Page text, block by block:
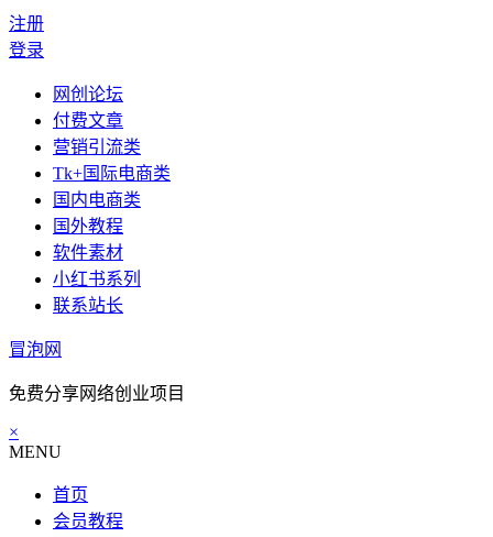
注册
登录
网创论坛
付费文章
营销引流类
Tk+国际电商类
国内电商类
国外教程
软件素材
小红书系列
联系站长
冒泡网
免费分享网络创业项目
×
MENU
首页
会员教程